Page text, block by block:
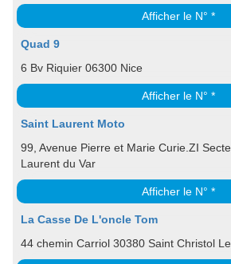
Afficher le N° *
Quad 9
6 Bv Riquier 06300 Nice
Afficher le N° *
Saint Laurent Moto
99, Avenue Pierre et Marie Curie.ZI
Laurent du Var
Afficher le N° *
La Casse De L'oncle Tom
44 chemin Carriol 30380 Saint Christol